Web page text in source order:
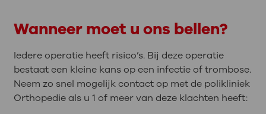
Wanneer moet u ons bellen?
Iedere operatie heeft risico’s. Bij deze operatie
bestaat een kleine kans op een infectie of trombose.
Neem zo snel mogelijk contact op met de polikliniek
Orthopedie als u 1 of meer van deze klachten heeft: